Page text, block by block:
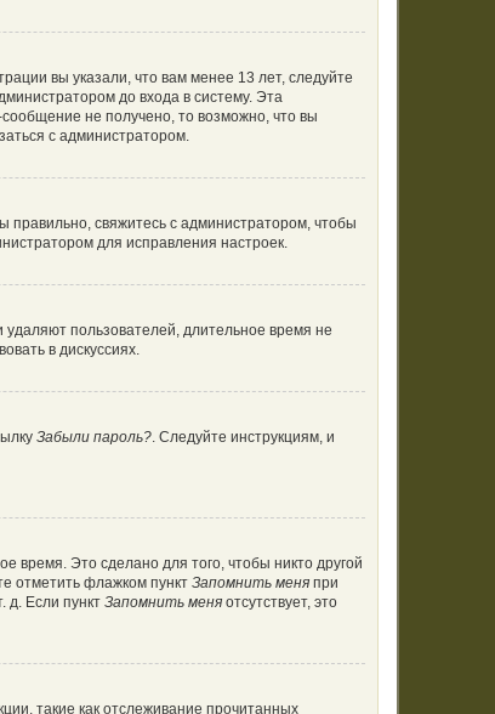
вы указали, что вам менее 13 лет, следуйте
до входа в систему. Эта
не получено, то возможно, что вы
с администратором.
правильно, свяжитесь с администратором, чтобы
для исправления настроек.
пользователей, длительное время не
в дискуссиях.
Забыли пароль?. Следуйте инструкциям, и
время. Это сделано для того, чтобы никто другой
отметить флажком пункт Запомнить меня при
д. Если пункт Запомнить меня отсутствует, это
такие как отслеживание прочитанных